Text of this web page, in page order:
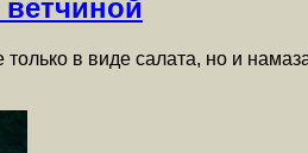
в виде салата, но и